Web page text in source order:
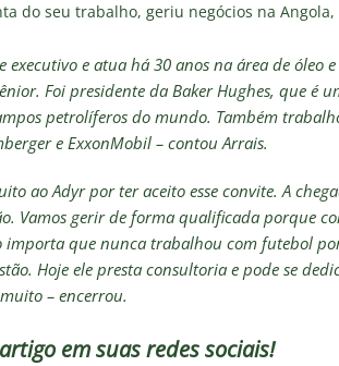
do seu trabalho, geriu negócios na
executivo e atua há 30 anos na área de óleo
Foi presidente da Baker Hughes, que é
petrolíferos do mundo. Também
e ExxonMobil – contou Arrais.
ao Adyr por ter aceito esse convite. A
Vamos gerir de forma qualificada porque
importa que nunca trabalhou com futebol
Hoje ele presta consultoria e pode se
– encerrou.
em suas redes sociais!